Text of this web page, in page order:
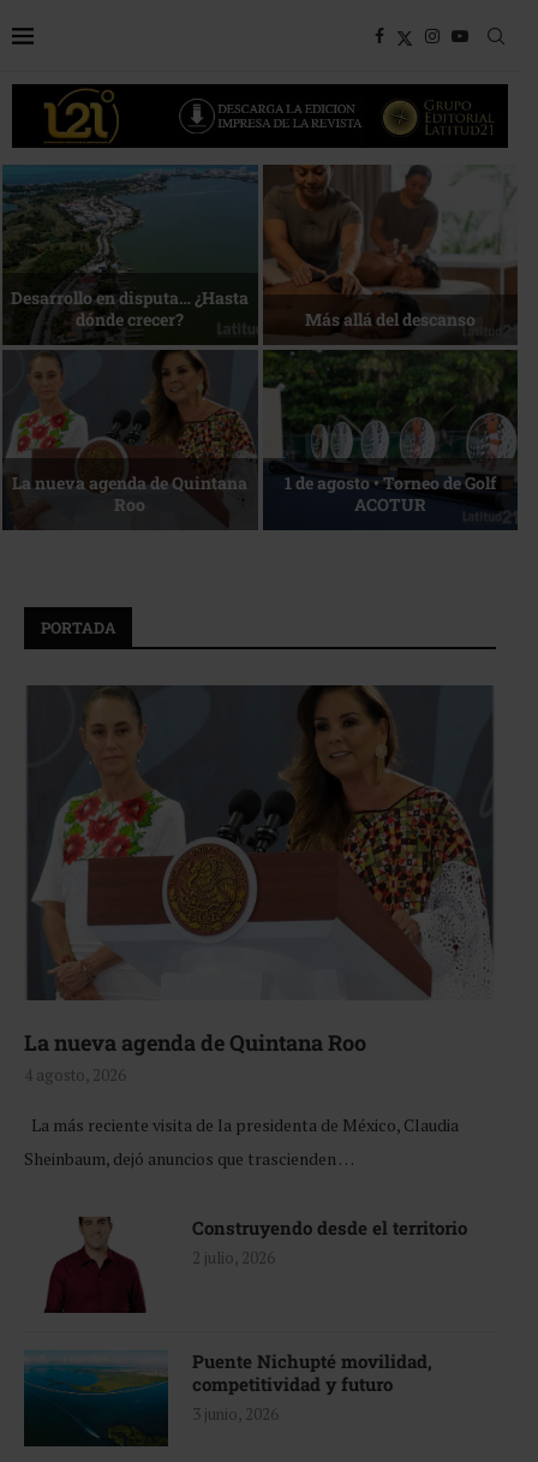
Bottega, un viaje servido a la
mesa
Energía que Impulsa la
competitividad
Reconocimiento de viajeros La esencia del servicio
PORTADA
La nueva agenda de Quintana Roo
4 agosto, 2026
La más reciente visita de la presidenta de México, Claudia
Sheinbaum, dejó anuncios que trascienden …
Construyendo desde el territorio
2 julio, 2026
Puente Nichupté movilidad,
competitividad y futuro
3 junio, 2026